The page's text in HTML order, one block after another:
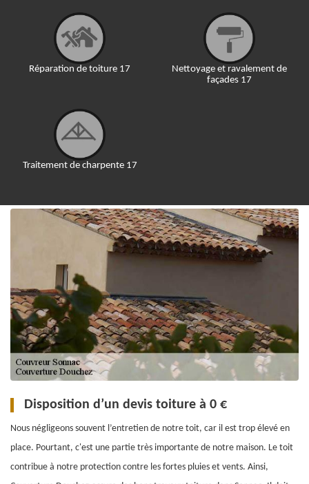
Réparation de toiture 17
Traitement de charpente 17
Nettoyage et ravalement de
façades 17
Disposition d’un devis toiture à 0 €
Nous négligeons souvent l’entretien de notre toit, car il est trop élevé en
place. Pourtant, c'est une partie très importante de notre maison. Le toit
contribue à notre protection contre les fortes pluies et vents. Ainsi,